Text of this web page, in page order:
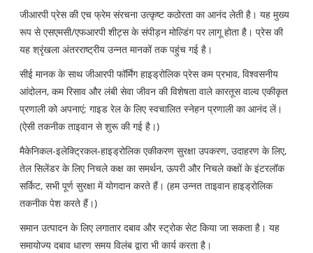
जीआरपी प्रेस की एच फ्रेम संरचना उत्कृष्ट कठोरता का आनंद लेती है। यह मुख्य
रूप से एसएमसी/एफआरपी शीट्स के संपीड़न मोल्डिंग पर लागू होता है। प्रेस की
यह श्रृंखला अंतरराष्ट्रीय उन्नत मानकों तक पहुंच गई है।
सीई मानक के साथ जीआरपी फॉर्मिंग हाइड्रोलिक प्रेस कम प्रभाव, विश्वसनीय
आंदोलन, कम रिसाव और लंबी सेवा जीवन की विशेषता वाले कारतूस वाल्व एकीकृत
प्रणाली को अपनाएं; गाइड रेल के लिए स्वचालित स्नेहन प्रणाली का आनंद लें।
(ऐसी तकनीक ताइवान से शुरू की गई है।)
मैकेनिकल-इलेक्ट्रिकल-हाइड्रोलिक एकीकरण सुरक्षा उपकरण, उदाहरण के लिए,
तेल सिलेंडर के लिए निचले कक्ष का समर्थन, ऊपरी और निचले कक्षों के इंटरलॉक
सर्किट, सभी पूर्ण सुरक्षा में योगदान करते हैं। (हम उन्नत ताइवान हाइड्रोलिक
तकनीक पेश करते हैं।)
समान उत्पादन के लिए लगातार दबाव और स्ट्रोक सेट किया जा सकता है। यह
समायोज्य दबाव धारण समय विलंब द्वारा भी कार्य करता है।